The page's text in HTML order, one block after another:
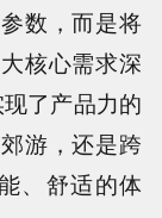
数，而是将
核心需求深
了产品力的
游，还是跨
、舒适的体